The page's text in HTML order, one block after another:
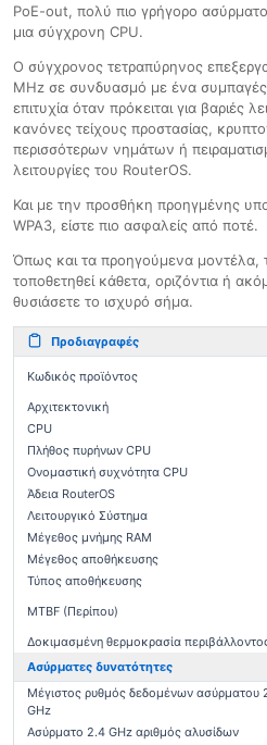
PoE-out, πολύ πιο γρήγορο
μια σύγχρονη CPU.
Ο σύγχρονος τετραπύρηνος
MHz σε συνδυασμό με ένα συμπαγές
επιτυχία όταν πρόκειται για βαριές
κανόνες τείχους προστασίας,
περισσότερων νημάτων ή
λειτουργίες του RouterOS.
Και με την προσθήκη προηγμένης
WPA3, είστε πιο ασφαλείς από ποτέ.
Όπως και τα προηγούμενα μοντέλα,
τοποθετηθεί κάθετα, οριζόντια ή
θυσιάσετε το ισχυρό σήμα.
Προδιαγραφές
Κωδικός προϊόντος
Αρχιτεκτονική
CPU
Πλήθος πυρήνων CPU
Ονομαστική συχνότητα CPU
Άδεια RouterOS
Λειτουργικό Σύστημα
Μέγεθος μνήμης RAM
Μέγεθος αποθήκευσης
Τύπος αποθήκευσης
MTBF (Περίπου)
Δοκιμασμένη θερμοκρασία
Ασύρματες δυνατότητες
Μέγιστος ρυθμός δεδομένων ασύρματου
GHz
Ασύρματο 2.4 GHz αριθμός αλυσίδων